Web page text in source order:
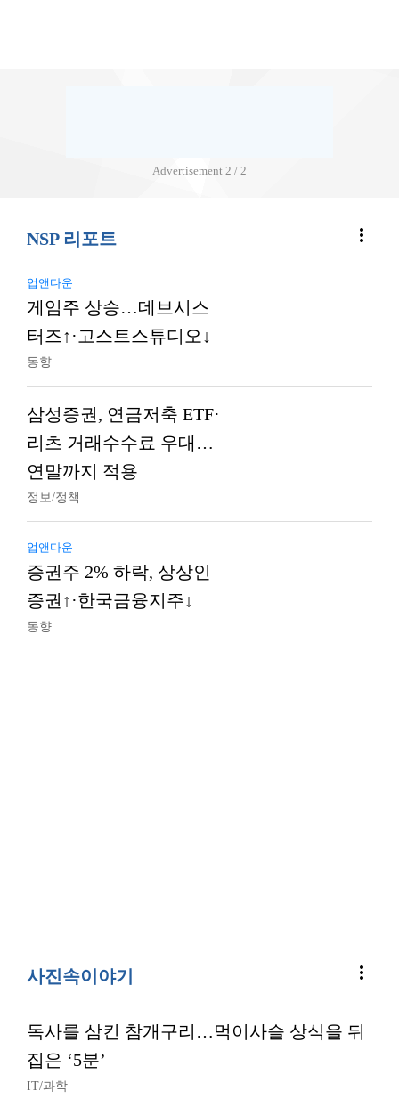
Advertisement 2 / 2
NSP 리포트 more_vert
업앤다운
게임주 상승…데브시스
터즈↑·고스트스튜디오↓
동향
삼성증권, 연금저축 ETF·
리츠 거래수수료 우대…
연말까지 적용
정보/정책
업앤다운
증권주 2% 하락, 상상인
증권↑·한국금융지주↓
동향
사진속이야기 more_vert
독사를 삼킨 참개구리…먹이사슬 상식을 뒤
집은 ‘5분’
IT/과학